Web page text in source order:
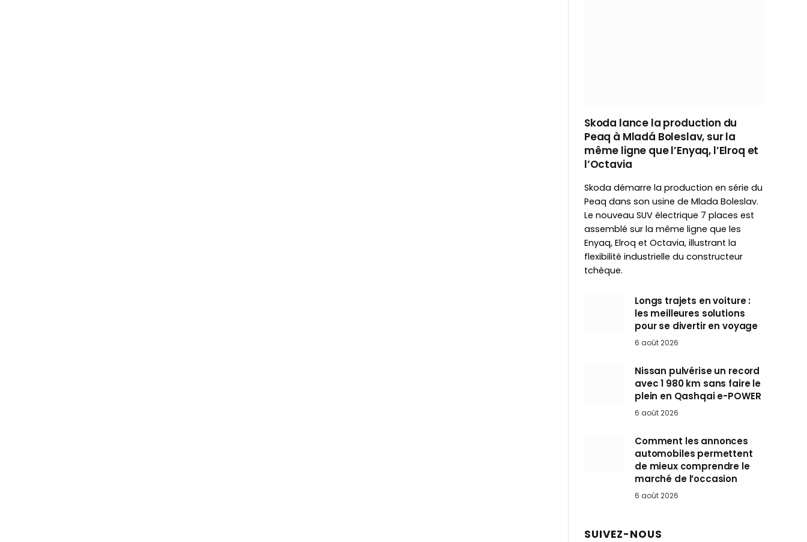
Skoda lance la production du
Peaq à Mladá Boleslav, sur la
même ligne que l’Enyaq, l’Elroq et
l’Octavia
Skoda démarre la production en série du
Peaq dans son usine de Mlada Boleslav.
Le nouveau SUV électrique 7 places est
assemblé sur la même ligne que les
Enyaq, Elroq et Octavia, illustrant la
flexibilité industrielle du constructeur
tchèque.
Longs trajets en voiture :
les meilleures solutions
pour se divertir en voyage
6 août 2026
Nissan pulvérise un record
avec 1 980 km sans faire le
plein en Qashqai e-POWER
6 août 2026
Comment les annonces
automobiles permettent
de mieux comprendre le
marché de l’occasion
6 août 2026
SUIVEZ-NOUS